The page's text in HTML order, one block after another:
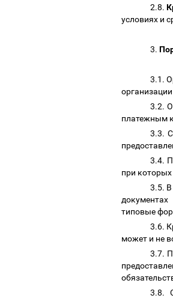
2.8.
условиях и
3.
3.1.
3.2.
платежным
3.3.
3.4.
при
3.5.
типовые
3.6.
может и не
3.7.
3.8.